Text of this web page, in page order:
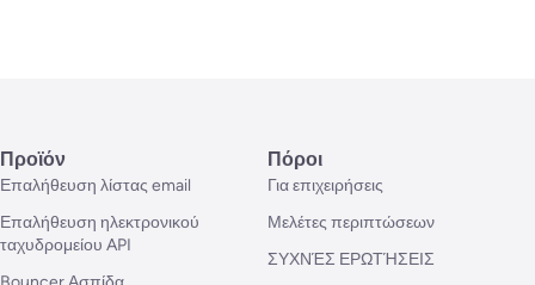
Προϊόν
Επαλήθευση λίστας email
Επαλήθευση ηλεκτρονικού
ταχυδρομείου API
Πόροι
Για επιχειρήσεις
Μελέτες περιπτώσεων
ΣΥΧΝΈΣ ΕΡΩΤΉΣΕΙΣ